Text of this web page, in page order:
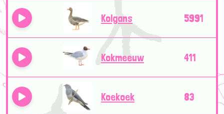
Kolgans 5991
Kokmeeuw 411
Koekoek 83